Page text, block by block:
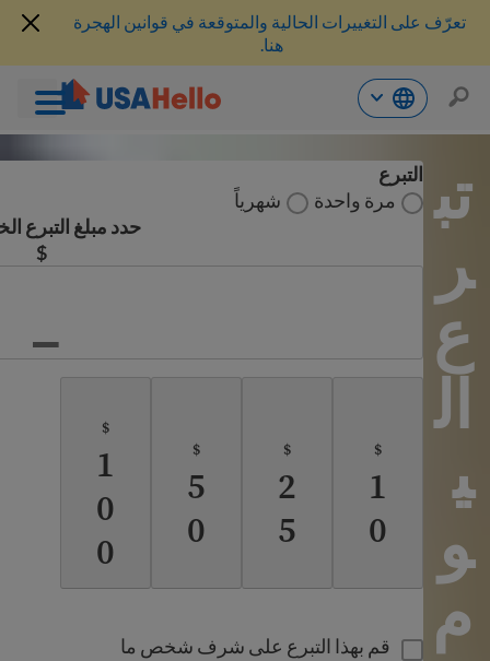
تخطي
المحتوى
تعرّف على التغييرات الحالية والمتوقعة في قوانين الهجرة
هنا.
تب
ر
ع
ال
ي
و
م
التبرع
مرة واحدة
شهرياً
حدد مبلغ التبرع
$
$
1
0
$
2
5
$
5
0
$
1
0
0
قم بهذا التبرع على شرف شخص ما